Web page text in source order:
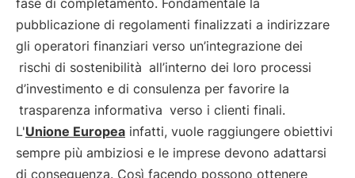
fase di completamento. Fondamentale la
pubblicazione di regolamenti finalizzati a indirizzare
gli operatori finanziari verso un’integrazione dei
rischi di sostenibilità all’interno dei loro processi
d’investimento e di consulenza per favorire la
trasparenza informativa verso i clienti finali.
L'Unione Europea infatti, vuole raggiungere obiettivi
sempre più ambiziosi e le imprese devono adattarsi
di conseguenza. Così facendo possono ottenere